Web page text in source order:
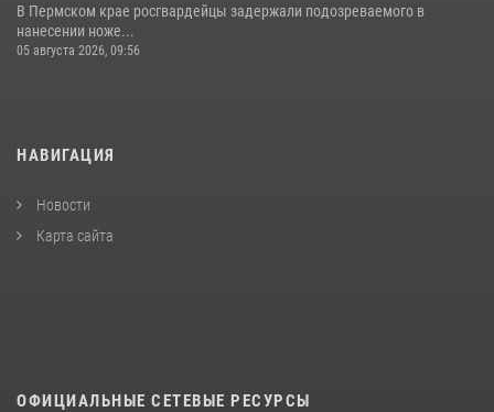
В Пермском крае росгвардейцы задержали подозреваемого в
нанесении ноже...
05 августа 2026, 09:56
НАВИГАЦИЯ
Новости
Карта сайта
ОФИЦИАЛЬНЫЕ СЕТЕВЫЕ РЕСУРСЫ